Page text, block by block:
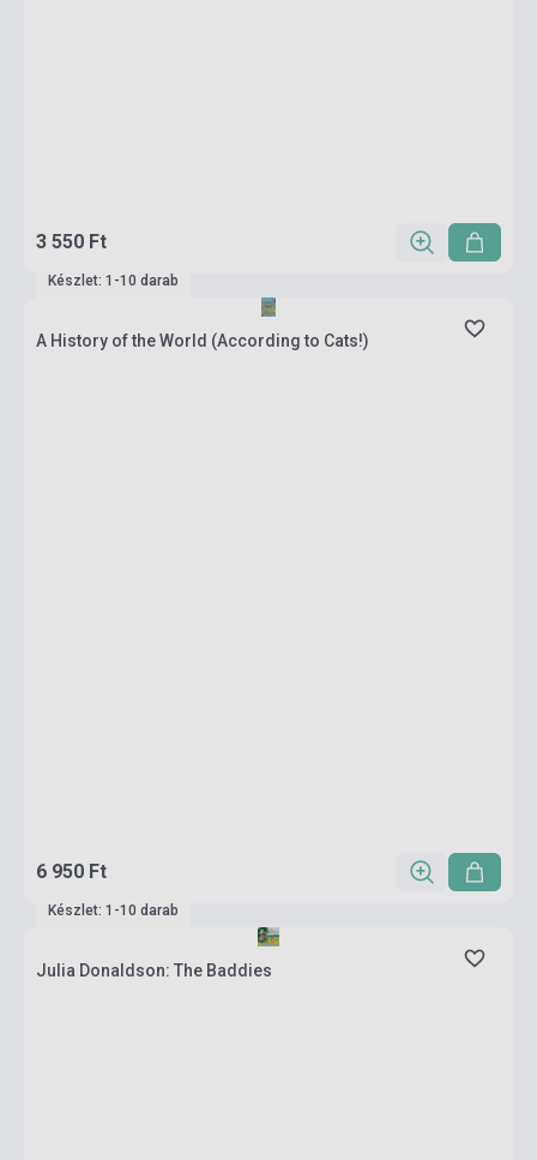
3 550 Ft
Készlet: 1-10 darab
A History of the World (According to Cats!)
6 950 Ft
Készlet: 1-10 darab
Julia Donaldson: The Baddies